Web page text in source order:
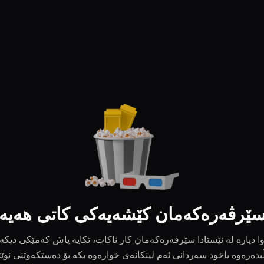
کێشەیەکی کاتی
وا دیارە لە ئێستادا سێرڤەرەکەمان کار ناکات، تکایە پاش کەمێکی دیکە
یاخود سەردانی ئەم لینکانەی خوارەوە بکە بۆ دەستکەوتنی